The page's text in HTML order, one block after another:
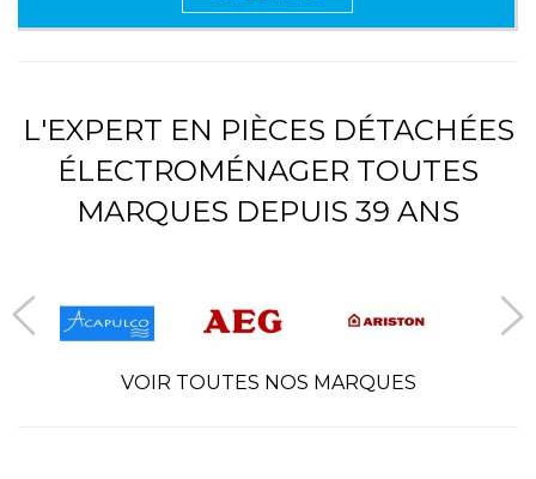
L'EXPERT EN PIÈCES DÉTACHÉES
ÉLECTROMÉNAGER TOUTES
MARQUES DEPUIS 39 ANS
VOIR TOUTES NOS MARQUES